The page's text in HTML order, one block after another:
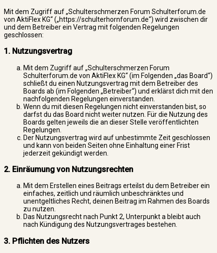
Mit dem Zugriff auf „Schulterschmerzen Forum Schulterforum.de
von AktiFlex KG“ („https://schulterhornforum.de“) wird zwischen dir
und dem Betreiber ein Vertrag mit folgenden Regelungen
geschlossen:
1. Nutzungsvertrag
Mit dem Zugriff auf „Schulterschmerzen Forum
Schulterforum.de von AktiFlex KG“ (im Folgenden „das Board“)
schließt du einen Nutzungsvertrag mit dem Betreiber des
Boards ab (im Folgenden „Betreiber“) und erklärst dich mit den
nachfolgenden Regelungen einverstanden.
Wenn du mit diesen Regelungen nicht einverstanden bist, so
darfst du das Board nicht weiter nutzen. Für die Nutzung des
Boards gelten jeweils die an dieser Stelle veröffentlichten
Regelungen.
Der Nutzungsvertrag wird auf unbestimmte Zeit geschlossen
und kann von beiden Seiten ohne Einhaltung einer Frist
jederzeit gekündigt werden.
2. Einräumung von Nutzungsrechten
Mit dem Erstellen eines Beitrags erteilst du dem Betreiber ein
einfaches, zeitlich und räumlich unbeschränktes und
unentgeltliches Recht, deinen Beitrag im Rahmen des Boards
zu nutzen.
Das Nutzungsrecht nach Punkt 2, Unterpunkt a bleibt auch
nach Kündigung des Nutzungsvertrages bestehen.
3. Pflichten des Nutzers